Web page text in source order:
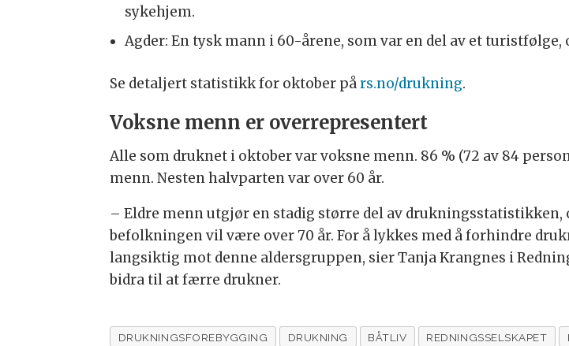
sykehjem.
Agder: En tysk mann i 60-årene, som var en del av et
Se detaljert statistikk for oktober pårs.no/drukning.
Voksne menn er overrepresentert
Alle som druknet i oktober var voksne menn. 86 % (72 av 84
menn. Nesten halvparten var over 60 år.
– Eldre menn utgjør en stadig større del av drukningsstatistikken,
befolkningen vil være over 70 år. For å lykkes med å forhindre
langsiktig mot denne aldersgruppen, sier Tanja Krangnes i
bidra til at færre drukner.
DRUKNINGSFOREBYGGING DRUKNING BÅTLIV REDNINGSSELSKAPET